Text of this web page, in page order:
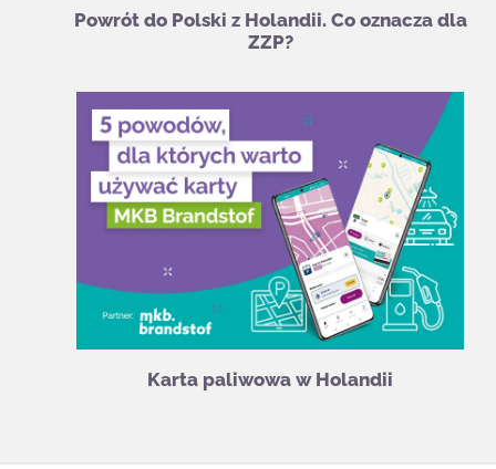
Powrót do Polski z Holandii. Co oznacza dla
ZZP?
Karta paliwowa w Holandii